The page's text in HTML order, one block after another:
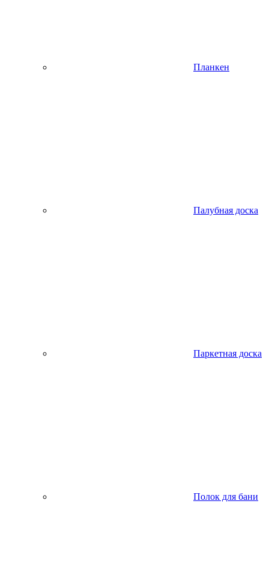
Планкен
Палубная доска
Паркетная доска
Полок для бани